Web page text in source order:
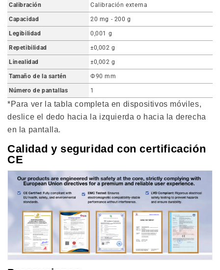
Calibración Calibración externa
Capacidad 20 mg - 200 g
Legibilidad 0,001 g
Repetibilidad ±0,002 g
Linealidad ±0,002 g
Tamaño de la sartén Φ90 mm
Número de pantallas 1
*Para ver la tabla completa en dispositivos móviles,
deslice el dedo hacia la izquierda o hacia la derecha
en la pantalla.
Calidad y seguridad con certificación
CE